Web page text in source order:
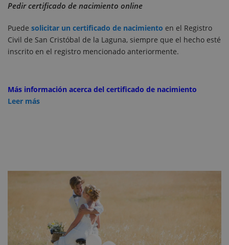
Pedir certificado de nacimiento online
Puede solicitar un certificado de nacimiento en el Registro
Civil de San Cristóbal de la Laguna, siempre que el hecho esté
inscrito en el registro mencionado anteriormente.
Más información acerca del certificado de nacimiento
Leer más